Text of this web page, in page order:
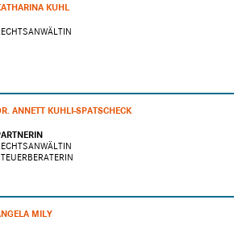
KUHL
ANNETT KUHLI-SPATSCHECK
MILY